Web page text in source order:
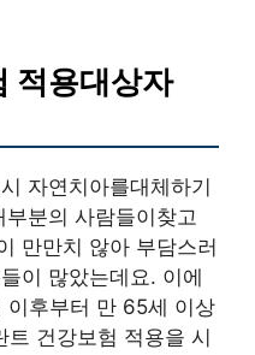
적용대상자
자연치아를대체하기
분의 사람들이찾고
만만치 않아 부담스러
이 많았는데요. 이에
이후부터 만 65세 이상
트 건강보험 적용을 시